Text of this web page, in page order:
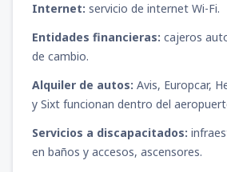
Internet: servicio de internet Wi-Fi.
Entidades financieras: cajeros
de cambio.
Alquiler de autos: Avis, Europcar,
y Sixt funcionan dentro del
Servicios a discapacitados:
en baños y accesos, ascensores.